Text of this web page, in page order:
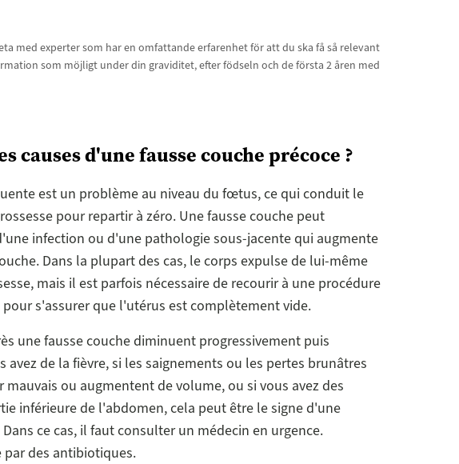
med experter som har en omfattande erfarenhet för att du ska få så relevant
som möjligt under din graviditet, efter födseln och de första 2 åren med
causes d'une fausse couche précoce ?
est un problème au niveau du fœtus, ce qui conduit le
pour repartir à zéro. Une fausse couche peut
infection ou d'une pathologie sous-jacente qui augmente
Dans la plupart des cas, le corps expulse de lui-même
mais il est parfois nécessaire de recourir à une procédure
pour s'assurer que l'utérus est complètement vide.
une fausse couche diminuent progressivement puis
avez de la fièvre, si les saignements ou les pertes brunâtres
ou augmentent de volume, ou si vous avez des
inférieure de l'abdomen, cela peut être le signe d'une
ce cas, il faut consulter un médecin en urgence.
des antibiotiques.